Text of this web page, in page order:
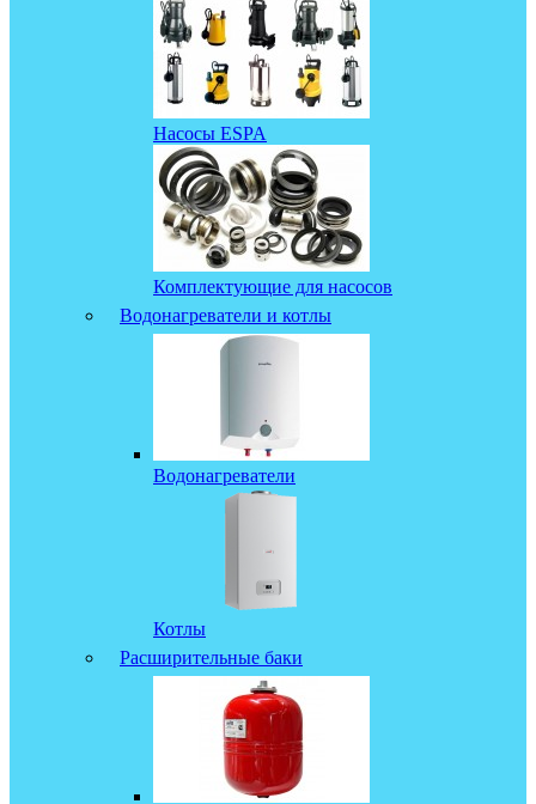
Насосы ESPA
Комплектующие для насосов
Водонагреватели и котлы
Водонагреватели
Котлы
Расширительные баки